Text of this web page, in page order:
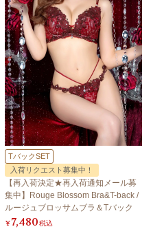
TバックSET
入荷リクエスト募集中！
【再入荷決定★再入荷通知メール募
集中】Rouge Blossom Bra&T-back /
ルージュブロッサムブラ＆Tバック
¥7,480税込